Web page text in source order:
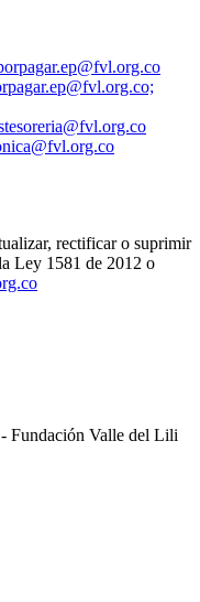
rectificar o suprimir
Ley 1581 de 2012 o
Fundación Valle del Lili